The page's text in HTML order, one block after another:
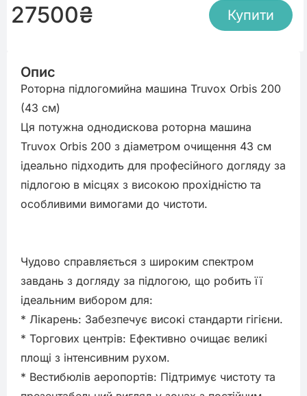
27500₴ Купити
Опис
Роторна підлогомийна машина Truvox Orbis 200
(43 см)
Ця потужна однодискова роторна машина
Truvox Orbis 200 з діаметром очищення 43 см
ідеально підходить для професійного догляду за
підлогою в місцях з високою прохідністю та
особливими вимогами до чистоти.
Чудово справляється з широким спектром
завдань з догляду за підлогою, що робить її
ідеальним вибором для:
* Лікарень: Забезпечує високі стандарти гігієни.
* Торгових центрів: Ефективно очищає великі
площі з інтенсивним рухом.
* Вестибюлів аеропортів: Підтримує чистоту та